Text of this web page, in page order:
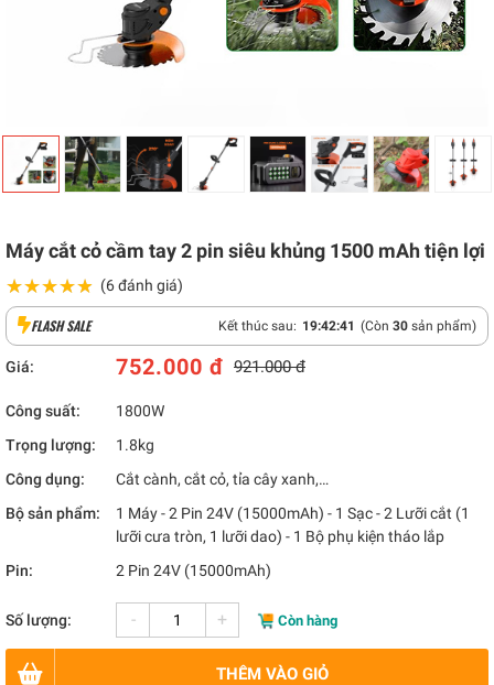
Máy cắt cỏ cầm tay 2 pin siêu khủng 1500 mAh tiện lợi
★★★★★
★★★★★ (6 đánh giá)
FLASH SALE Kết thúc sau: 19:42:40 (Còn 30 sản phẩm)
Giá: 752.000 đ 921.000 đ
Công suất:
1800W
Trọng lượng:
1.8kg
Công dụng:
Cắt cành, cắt cỏ, tỉa cây xanh,…
Bộ sản phẩm:
1 Máy - 2 Pin 24V (15000mAh) - 1 Sạc - 2 Lưỡi cắt (1
lưỡi cưa tròn, 1 lưỡi dao) - 1 Bộ phụ kiện tháo lắp
Pin:
2 Pin 24V (15000mAh)
Số lượng: - + Còn hàng
THÊM VÀO GIỎ